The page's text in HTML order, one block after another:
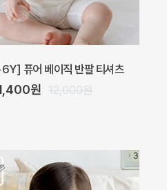
스티에 미니 아기 원피스
20,800원 26,000원